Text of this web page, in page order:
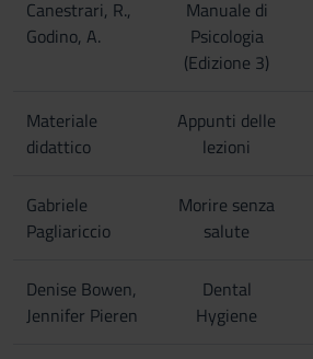
Canestrari, R.,
Godino, A.
Manuale di
Psicologia
(Edizione 3)
Materiale
didattico
Appunti delle
lezioni
Gabriele
Pagliariccio
Morire senza
salute
Denise Bowen,
Jennifer Pieren
Dental
Hygiene